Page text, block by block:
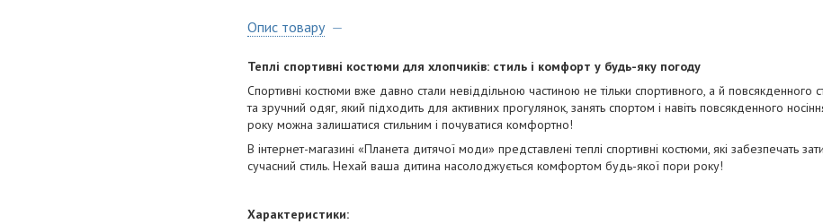
Опис товару
Теплі спортивні костюми для хлопчиків: стиль і комфорт у будь-яку погоду
Спортивні костюми вже давно стали невіддільною частиною не тільки спортивного, а й повсякденного
та зручний одяг, який підходить для активних прогулянок, занять спортом і навіть повсякденного
року можна залишатися стильним і почуватися комфортно!
В інтернет-магазині «Планета дитячої моди» представлені теплі спортивні костюми, які забезпечать
сучасний стиль. Нехай ваша дитина насолоджується комфортом будь-якої пори року!
Характеристики: